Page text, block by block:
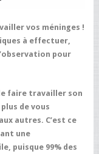
vos méninges !
à effectuer,
pour
faire travailler son
de vous
autres. C’est ce
une
puisque 99% des